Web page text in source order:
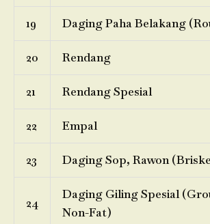
19 Daging Paha Belakang
20 Rendang
21 Rendang Spesial
22 Empal
23 Daging Sop, Rawon
24
Daging Giling Spesial
Non-Fat)